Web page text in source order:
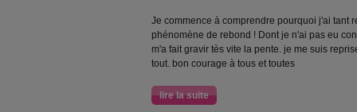
Je commence à comprendre pourquoi j'ai tant
phénomène de rebond ! Dont je n'ai pas eu
m'a fait gravir tès vite la pente. je me suis
tout. bon courage à tous et toutes
lire la suite